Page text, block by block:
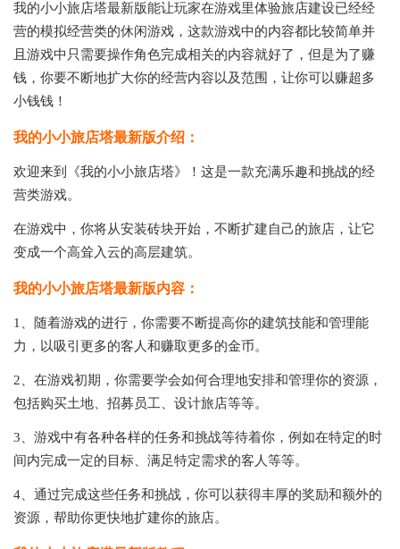
我的小小旅店塔最新版能让玩家在游戏里体验旅店建设已经经
营的模拟经营类的休闲游戏，这款游戏中的内容都比较简单并
且游戏中只需要操作角色完成相关的内容就好了，但是为了赚
钱，你要不断地扩大你的经营内容以及范围，让你可以赚超多
小钱钱！
我的小小旅店塔最新版介绍：
欢迎来到《我的小小旅店塔》！这是一款充满乐趣和挑战的经
营类游戏。
在游戏中，你将从安装砖块开始，不断扩建自己的旅店，让它
变成一个高耸入云的高层建筑。
我的小小旅店塔最新版内容：
1、随着游戏的进行，你需要不断提高你的建筑技能和管理能
力，以吸引更多的客人和赚取更多的金币。
2、在游戏初期，你需要学会如何合理地安排和管理你的资源，
包括购买土地、招募员工、设计旅店等等。
3、游戏中有各种各样的任务和挑战等待着你，例如在特定的时
间内完成一定的目标、满足特定需求的客人等等。
4、通过完成这些任务和挑战，你可以获得丰厚的奖励和额外的
资源，帮助你更快地扩建你的旅店。